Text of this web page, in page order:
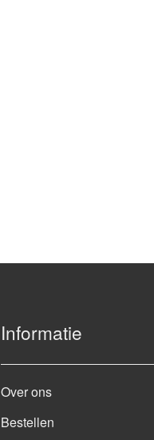
Informatie
Over ons
Bestellen